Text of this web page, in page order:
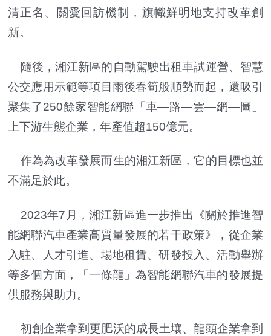
清正名、關愛回訪機制，旗幟鮮明地支持改革創
新。
隨後，湘江新區的自動駕駛出租車試運營、智慧
公交應用示範等項目雨後春筍般順勢而起，還吸引
聚集了250餘家智能網聯「車—路—雲—網—圖」
上下游生態企業，年產值超150億元。
作為為改革發展而生的湘江新區，它的目標也並
不滿足於此。
2023年7月，湘江新區進一步推出《關於推進智
能網聯汽車產業高質量發展的若干政策》，從企業
入駐、人才引進、場地租賃、研發投入、活動舉辦
等多個方面，「一條龍」為智能網聯汽車的發展提
供服務與助力。
初創企業拿到更肥沃的成長土壤、龍頭企業拿到